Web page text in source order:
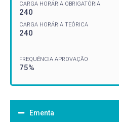
CARGA HORÁRIA OBRIGATÓRIA
240
CARGA HORÁRIA TEÓRICA
240
FREQUÊNCIA APROVAÇÃO
75%
Ementa